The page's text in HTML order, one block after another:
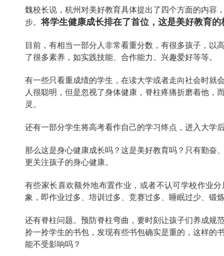
魏校长说，杭州对美好教育具体提出了四个方面的内容
步。 将学生健康成长排在了首位，这是美好教育的
目前，有相当一部分人非常看重分数，有很多孩子，以
了很多素养，如实践技能、合作能力、兴趣爱好等等。
有一些只看重成绩的学生，在读大学或者走向社会时就
人很聪明，但是忽视了身体健康，脊柱疼痛折磨着他
灵。
还有一部分学生将高考看作自己的学习终点，进入大学
那么这是身心健康成长吗？这是美好教育吗？只有勤奋
更关注孩子的身心健康。
有些家长喜欢额外地布置作业，或者不认可学校作业
象，即作业过多、培训过多、竞赛过多、睡眠过少、锻
还有脊柱问题。预防脊柱弯曲，要时刻让孩子们养成规
拎一拎学生的书包，发现有些书包确实是重的，这样的
能不受影响吗？